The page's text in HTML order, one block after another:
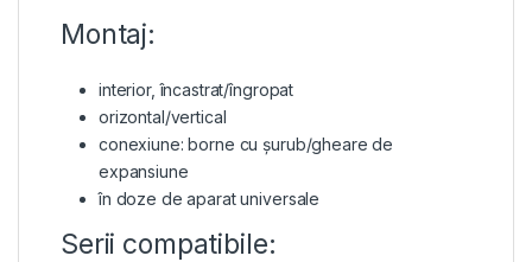
Montaj:
interior, încastrat/îngropat
orizontal/vertical
conexiune: borne cu șurub/gheare de
expansiune
în doze de aparat universale
Serii compatibile: